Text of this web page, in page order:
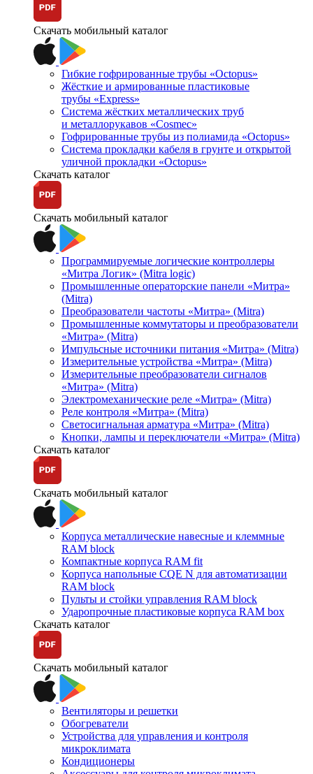
Скачать мобильный каталог
Гибкие гофрированные трубы «Octopus»
Жёсткие и армированные пластиковые
трубы «Express»
Система жёстких металлических труб
и металлорукавов «Cosmec»
Гофрированные трубы из полиамида «Octopus»
Система прокладки кабеля в грунте и открытой
уличной прокладки «Octopus»
Скачать каталог
Скачать мобильный каталог
Программируемые логические контроллеры
«Митра Логик» (Mitra logic)
Промышленные операторские панели «Митра»
(Mitra)
Преобразователи частоты «Митра» (Mitra)
Промышленные коммутаторы и преобразователи
«Митра» (Mitra)
Импульсные источники питания «Митра» (Mitra)
Измерительные устройства «Митра» (Mitra)
Измерительные преобразователи сигналов
«Митра» (Mitra)
Электромеханические реле «Митра» (Mitra)
Реле контроля «Митра» (Mitra)
Светосигнальная арматура «Митра» (Mitra)
Кнопки, лампы и переключатели «Митра» (Mitra)
Скачать каталог
Скачать мобильный каталог
Корпуса металлические навесные и клеммные
RAM block
Компактные корпуса RAM fit
Корпуса напольные CQE N для автоматизации
RAM block
Пульты и стойки управления RAM block
Ударопрочные пластиковые корпуса RAM box
Скачать каталог
Скачать мобильный каталог
Вентиляторы и решетки
Обогреватели
Устройства для управления и контроля
микроклимата
Кондиционеры